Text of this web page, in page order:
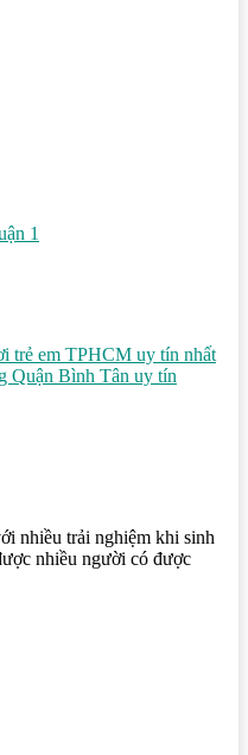
1
trẻ em TPHCM uy tín nhất
Quận Bình Tân uy tín
nhiều trải nghiệm khi sinh
nhiều người có được